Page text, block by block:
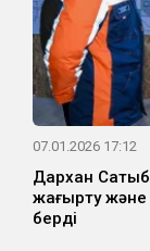
07.01.2026 17:12
Дархан
жаңғырту
берді